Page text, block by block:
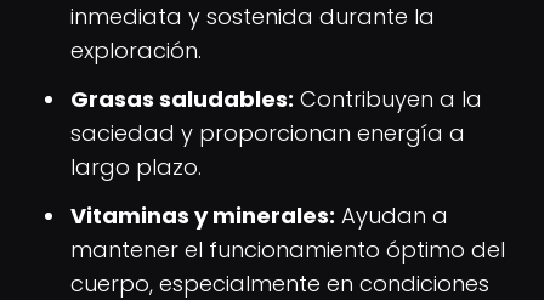
inmediata y sostenida durante la
exploración.
Grasas saludables: Contribuyen a la
saciedad y proporcionan energía a
largo plazo.
Vitaminas y minerales: Ayudan a
mantener el funcionamiento óptimo del
cuerpo, especialmente en condiciones